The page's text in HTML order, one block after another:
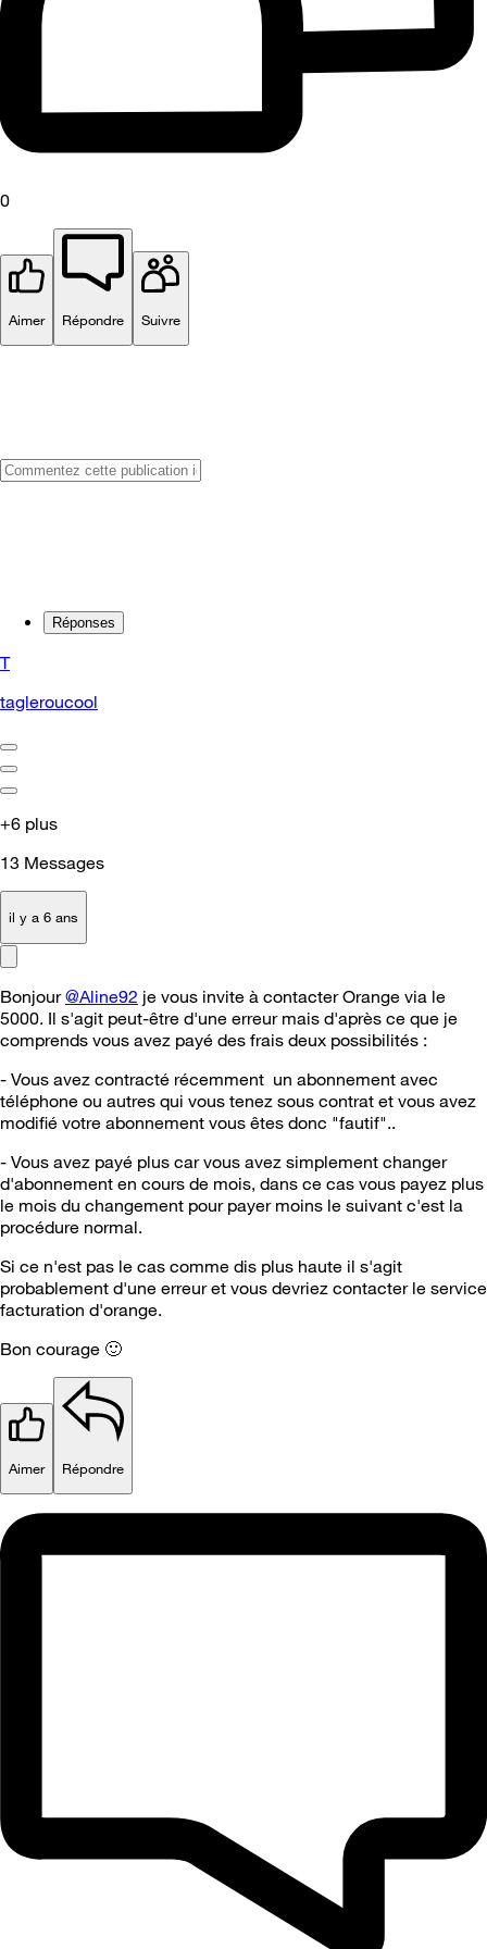
0
Aimer Répondre Suivre
Réponses
T
tagleroucool
+6 plus
13 Messages
il y a 6 ans
Bonjour@Aline92 je vous invite à contacter Orange via le
5000. Il s'agit peut-être d'une erreur mais d'après ce que je
comprends vous avez payé des frais deux possibilités :
- Vous avez contracté récemment un abonnement avec
téléphone ou autres qui vous tenez sous contrat et vous avez
modifié votre abonnement vous êtes donc "fautif"..
- Vous avez payé plus car vous avez simplement changer
d'abonnement en cours de mois, dans ce cas vous payez plus
le mois du changement pour payer moins le suivant c'est la
procédure normal.
Si ce n'est pas le cas comme dis plus haute il s'agit
probablement d'une erreur et vous devriez contacter le service
facturation d'orange.
Bon courage 🙂
Aimer Répondre